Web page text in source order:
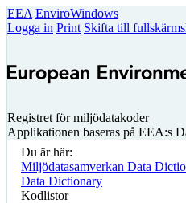
EEA EnviroWindows
Logga in Print Skifta till
Registret för miljödatakoder
Applikationen baseras på EEA:s
Du är här:
Miljödatasamverkan Data
Data Dictionary
Kodlistor